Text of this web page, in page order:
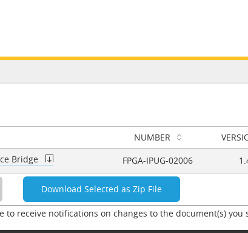
NUMBER
Bridge FPGA-IPUG-02006
receive notifications on changes to the document(s) you